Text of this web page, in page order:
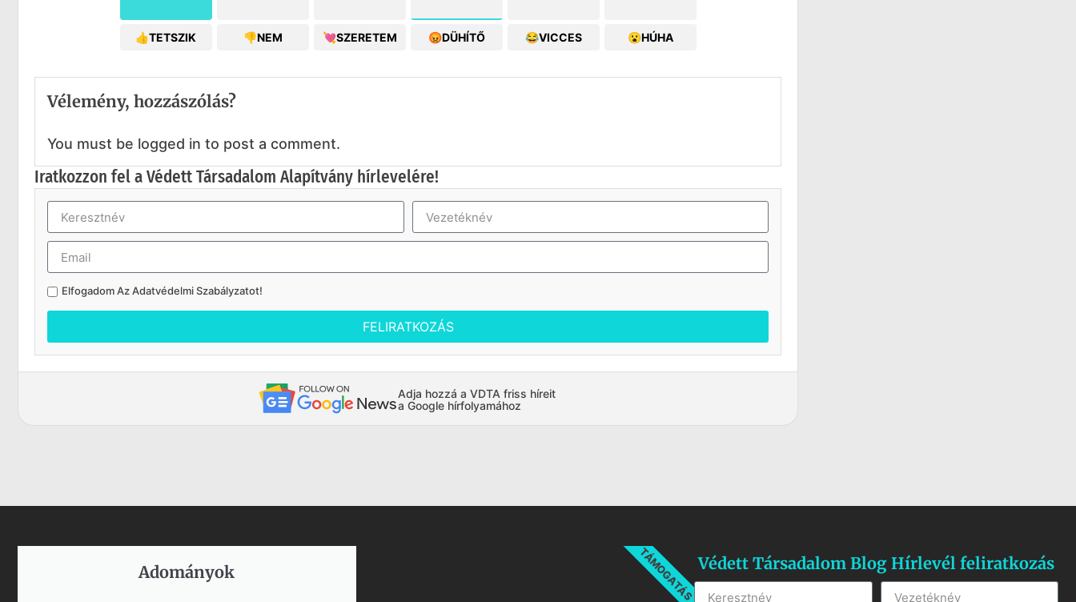
👍TETSZIK 👎NEM 💘SZERETEM 😡DÜHÍTŐ 😂VICCES 😮HÚHA
Vélemény, hozzászólás?
You must be logged in to post a comment.
Iratkozzon fel a Védett Társadalom Alapítvány hírlevelére!
Elfogadom AzAdatvédelmi Szabályzatot!
FELIRATKOZÁS
Adja hozzá a VDTA friss híreit
a Google hírfolyamához
Adományok​ TÁMOGATÁSVédett Társadalom Blog Hírlevél feliratkozás